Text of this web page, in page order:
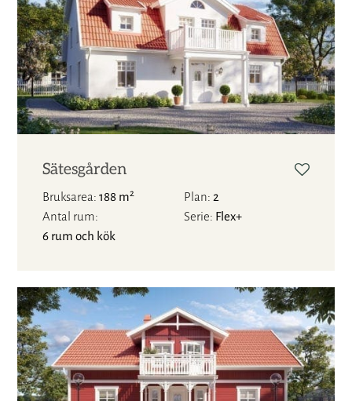
Sätesgården
Bruksarea 188 m2 Plan 2
Antal rum
6 rum och kök
Serie Flex+